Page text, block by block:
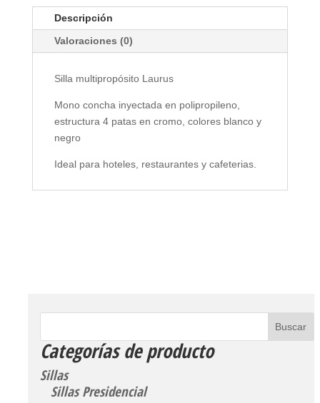
Descripción
Valoraciones (0)
Silla multipropósito Laurus
Mono concha inyectada en polipropileno,
estructura 4 patas en cromo, colores blanco y
negro
Ideal para hoteles, restaurantes y cafeterias.
Categorías de producto
Sillas
Sillas Presidencial